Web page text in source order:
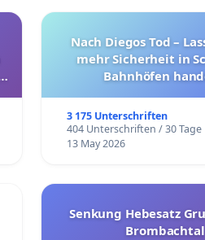
Nach Diegos Tod –
mehr Sicherheit in
Bahnhöfen
3 175 Unterschriften
404 Unterschriften / 30 Tage
13 May 2026
Senkung Hebesatz
Brombachtal